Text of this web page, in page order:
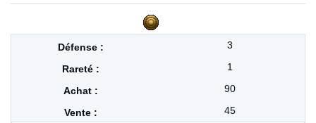
3
1
90
45